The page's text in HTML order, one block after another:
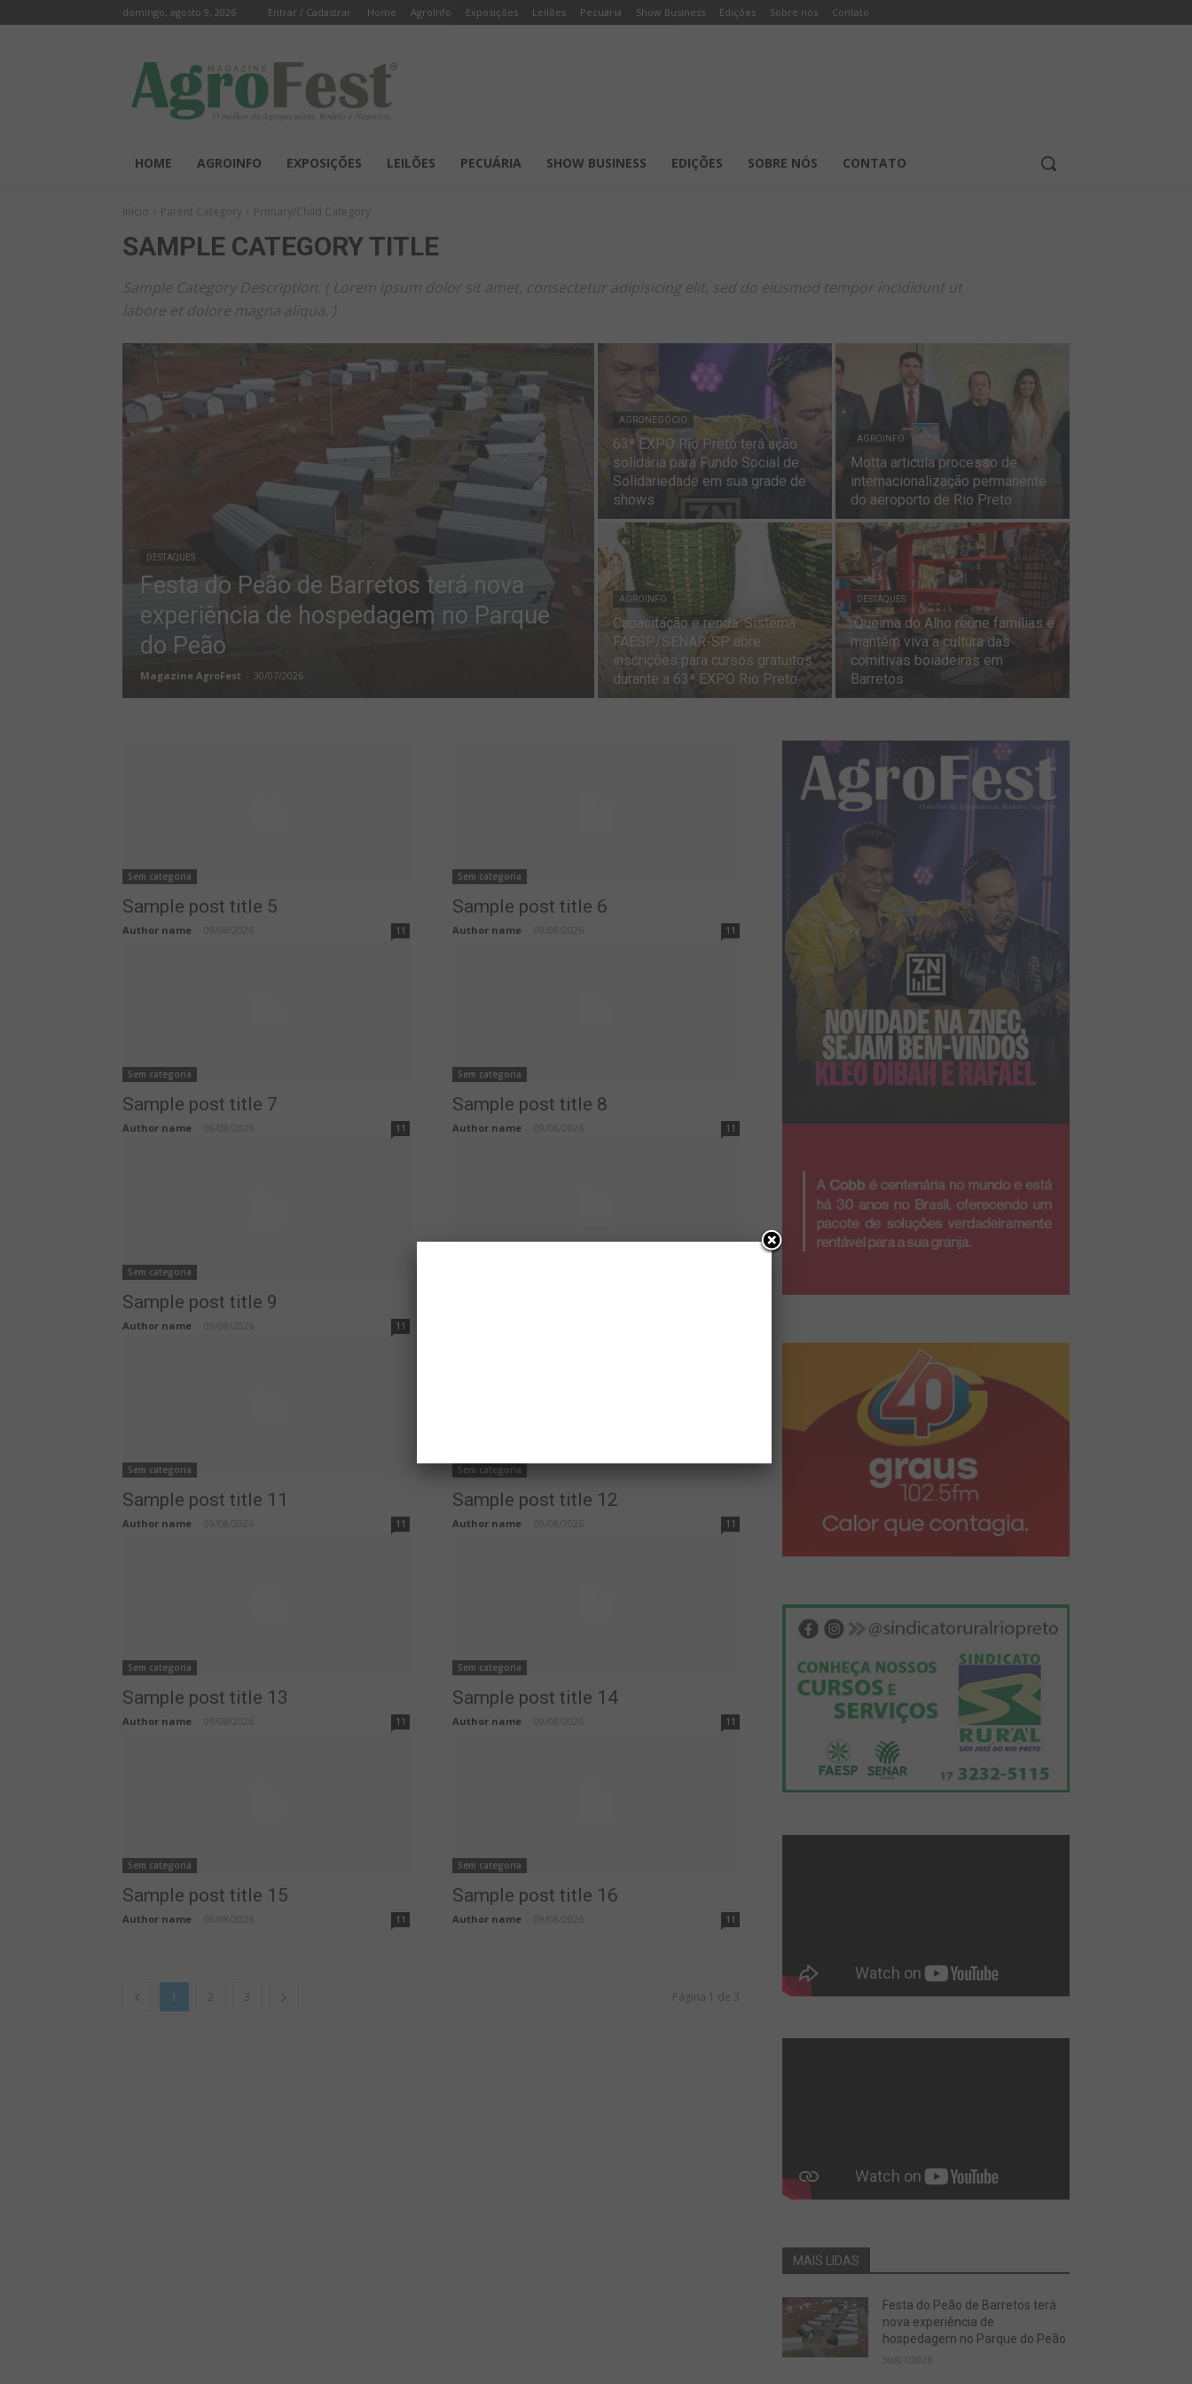
domingo, agosto 9, 2026 Entrar / Cadastrar Home AgroInfo Exposições Leilões Pecuária Show Business Edições Sobre nós Contato
HOME AGROINFO EXPOSIÇÕES LEILÕES PECUÁRIA SHOW BUSINESS EDIÇÕES SOBRE NÓS CONTATO
Início Parent Category Primary/Child Category
SAMPLE CATEGORY TITLE
Sample Category Description. ( Lorem ipsum dolor sit amet, consectetur adipisicing elit, sed do eiusmod tempor incididunt ut
labore et dolore magna aliqua. )
DESTAQUES
Festa do Peão de Barretos terá nova
experiência de hospedagem no Parque
do Peão
Magazine AgroFest - 30/07/2026
AGRONEGÓCIO
63ª EXPO Rio Preto terá ação
solidária para Fundo Social de
Solidariedade em sua grade de
shows
AGROINFO
Motta articula processo de
internacionalização permanente
do aeroporto de Rio Preto
AGROINFO
Capacitação e renda: Sistema
FAESP/SENAR-SP abre
inscrições para cursos gratuitos
durante a 63ª EXPO Rio Preto
DESTAQUES
Queima do Alho reúne famílias e
mantém viva a cultura das
comitivas boiadeiras em
Barretos
Sem categoria
Sample post title 5
Author name 09/08/2026 11
Sem categoria
Sample post title 6
Author name 09/08/2026 11
Sem categoria
Sample post title 7
Author name 09/08/2026 11
Sem categoria
Sample post title 8
Author name 09/08/2026 11
Sem categoria
Sample post title 9
Author name 09/08/2026 11
Sem categoria
Sample post title 11
Author name 09/08/2026 11
Sem categoria
Sample post title 12
Author name 09/08/2026 11
Sem categoria
Sample post title 13
Author name 09/08/2026 11
Sem categoria
Sample post title 14
Author name 09/08/2026 11
Sem categoria
Sample post title 15
Author name 09/08/2026 11
Sem categoria
Sample post title 16
Author name 09/08/2026 11
1 2 3 Página 1 de 3
MAIS LIDAS
Festa do Peão de Barretos terá
nova experiência de
hospedagem no Parque do Peão
30/07/2026